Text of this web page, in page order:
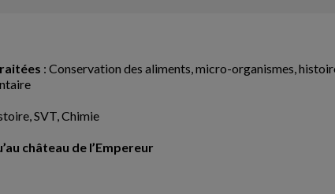
: Conservation des aliments, micro-organismes,
SVT, Chimie
château de l’Empereur